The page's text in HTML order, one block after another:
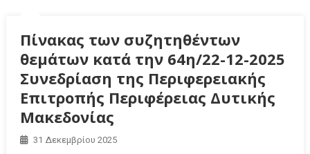
Πίνακας των συζητηθέντων
θεμάτων κατά την 64η/22-12-2025
Συνεδρίαση της Περιφερειακής
Επιτροπής Περιφέρειας Δυτικής
Μακεδονίας
31 Δεκεμβρίου 2025